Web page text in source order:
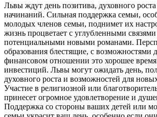
Львы ждут день позитива, духовного
начинаний. Сильная поддержка семьи,
молодых членов семьи, поднимет их
жизнь процветает с углубленными
потенциальными новыми романами.
образования блестящие, с возможностями
финансовом отношении это хорошее
инвестиций. Львы могут ожидать день,
духовного роста и возможностей для
Участие в религиозной или
принесет огромное удовлетворение и
Поддержка со стороны ваших детей или